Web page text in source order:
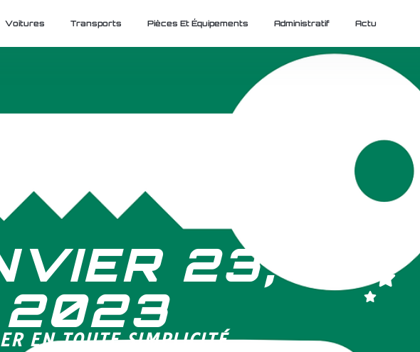
Voitures Transports Pièces Et Équipements Administratif Actu
23,
2023
EN TOUTE SIMPLICITÉ